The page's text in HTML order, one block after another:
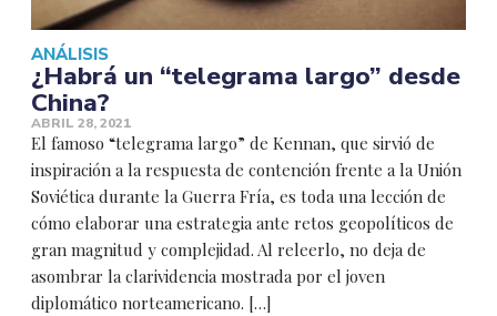
ANÁLISIS
¿Habrá un “telegrama largo” desde
China?
ABRIL 28, 2021
El famoso “telegrama largo” de Kennan, que sirvió de
inspiración a la respuesta de contención frente a la Unión
Soviética durante la Guerra Fría, es toda una lección de
cómo elaborar una estrategia ante retos geopolíticos de
gran magnitud y complejidad. Al releerlo, no deja de
asombrar la clarividencia mostrada por el joven
diplomático norteamericano. […]